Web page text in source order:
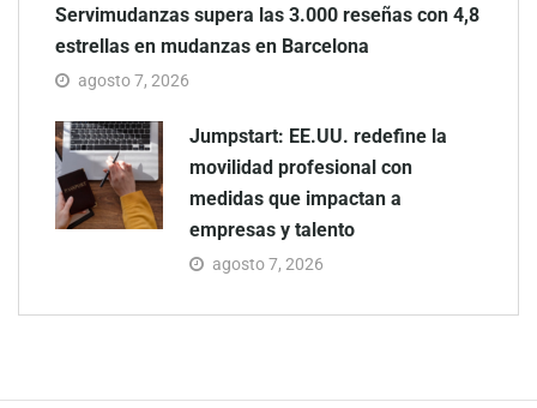
Servimudanzas supera las 3.000 reseñas con 4,8
estrellas en mudanzas en Barcelona
agosto 7, 2026
Jumpstart: EE.UU. redefine la
movilidad profesional con
medidas que impactan a
empresas y talento
agosto 7, 2026